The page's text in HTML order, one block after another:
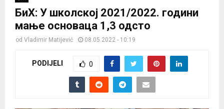
БиХ: У школској 2021/2022. години
мање основаца 1,3 одсто
od Vladimir Matijević 08.05.2022 - 10:19
PODIJELI 0